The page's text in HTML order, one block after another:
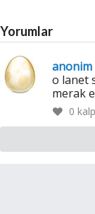
Yorumlar
anonim
o lanet
merak
0 kalp